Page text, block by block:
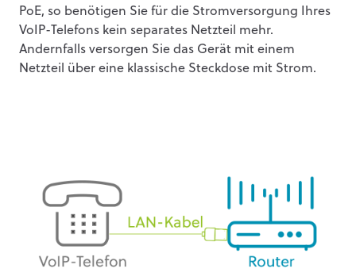
PoE, so benötigen Sie für die Stromversorgung Ihres
VoIP-Telefons kein separates Netzteil mehr.
Andernfalls versorgen Sie das Gerät mit einem
Netzteil über eine klassische Steckdose mit Strom.